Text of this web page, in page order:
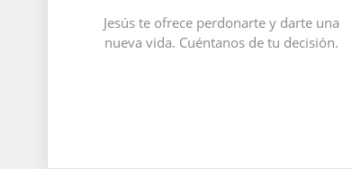
Jesús te ofrece perdonarte y darte una
nueva vida. Cuéntanos de tu decisión.